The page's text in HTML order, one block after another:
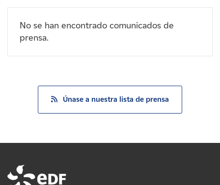
No se han encontrado comunicados de
prensa.
Únase a nuestra lista de prensa